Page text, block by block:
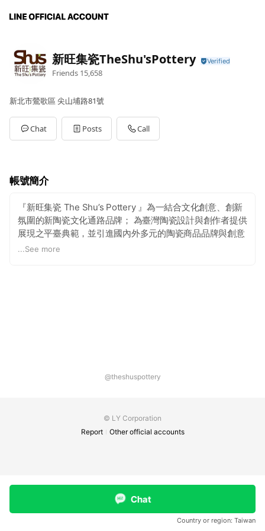
新旺集瓷TheShu'sPottery
Friends 15,658
新北市鶯歌區 尖山埔路81號
Chat Posts Call
帳號簡介
『新旺集瓷 The Shu’s Pottery 』為一結合文化創意、創新
氛圍的新陶瓷文化通路品牌； 為臺灣陶瓷設計與創作者提供
展現之平臺典範，並引進國內外多元的陶瓷商品品牌與創意
設計生活商品。 文化教育方面有『許新旺紀念博物館』與
...See more
@theshuspottery
© LY Corporation
Report
Other official accounts
Chat
Country or region: Taiwan